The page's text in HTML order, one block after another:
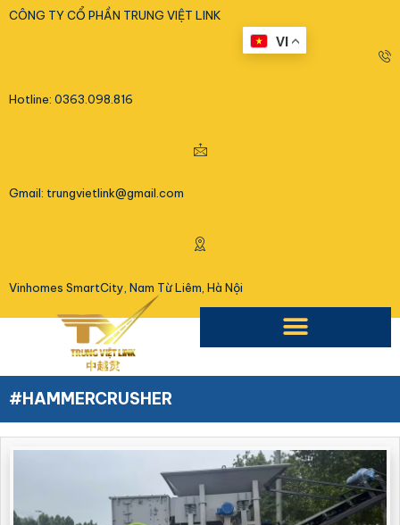
CÔNG TY CỔ PHẦN TRUNG VIỆT LINK
Hotline: 0363.098.816
Gmail: trungvietlink@gmail.com
Vinhomes SmartCity, Nam Từ Liêm, Hà Nội
#HAMMERCRUSHER
VI